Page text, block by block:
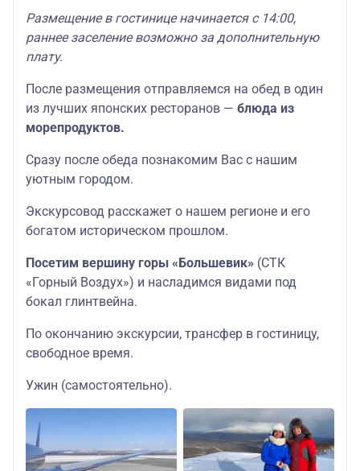
Размещение в гостинице начинается с 14:00,
раннее заселение возможно за дополнительную
плату.
После размещения отправляемся на обед в один
из лучших японских ресторанов — блюда из
морепродуктов.
Сразу после обеда познакомим Вас с нашим
уютным городом.
Экскурсовод расскажет о нашем регионе и его
богатом историческом прошлом.
Посетим вершину горы «Большевик» (СТК
«Горный Воздух») и насладимся видами под
бокал глинтвейна.
По окончанию экскурсии, трансфер в гостиницу,
свободное время.
Ужин (самостоятельно).